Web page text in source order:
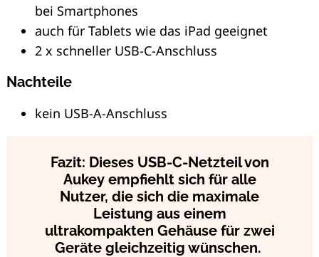
bei Smartphones
auch für Tablets wie das iPad geeignet
2 x schneller USB-C-Anschluss
Nachteile
kein USB-A-Anschluss
Fazit: Dieses USB-C-Netzteil von
Aukey empfiehlt sich für alle
Nutzer, die sich die maximale
Leistung aus einem
ultrakompakten Gehäuse für zwei
Geräte gleichzeitig wünschen.